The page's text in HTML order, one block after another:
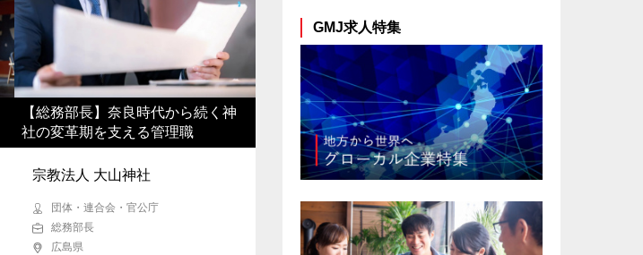
【総務部長】奈良時代から続く神
社の変革期を支える管理職
宗教法人 大山神社
団体・連合会・官公庁
総務部長
広島県
GMJ求人特集